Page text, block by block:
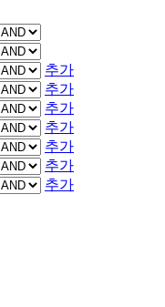
추가
추가
추가
추가
추가
추가
추가